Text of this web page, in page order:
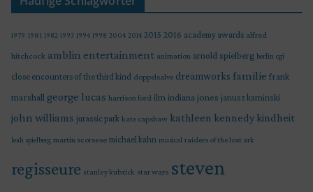
1979 1981 1982 1993 1994 1998 2004 2014 2015 2016 academy awards alfred
hitchcock amblin entertainment animation arnold spielberg berlin cgi
close encounters of the third kind doppelsalve dreamworks familie frank
marshall george lucas harrison ford ilm indiana jones janusz kaminski
john williams jurassic park kate capshaw kathleen kennedy kindheit
leah spielberg martin scorsese michael kahn musical raiders of the lost ark
regisseure stanley kubrick star wars steven